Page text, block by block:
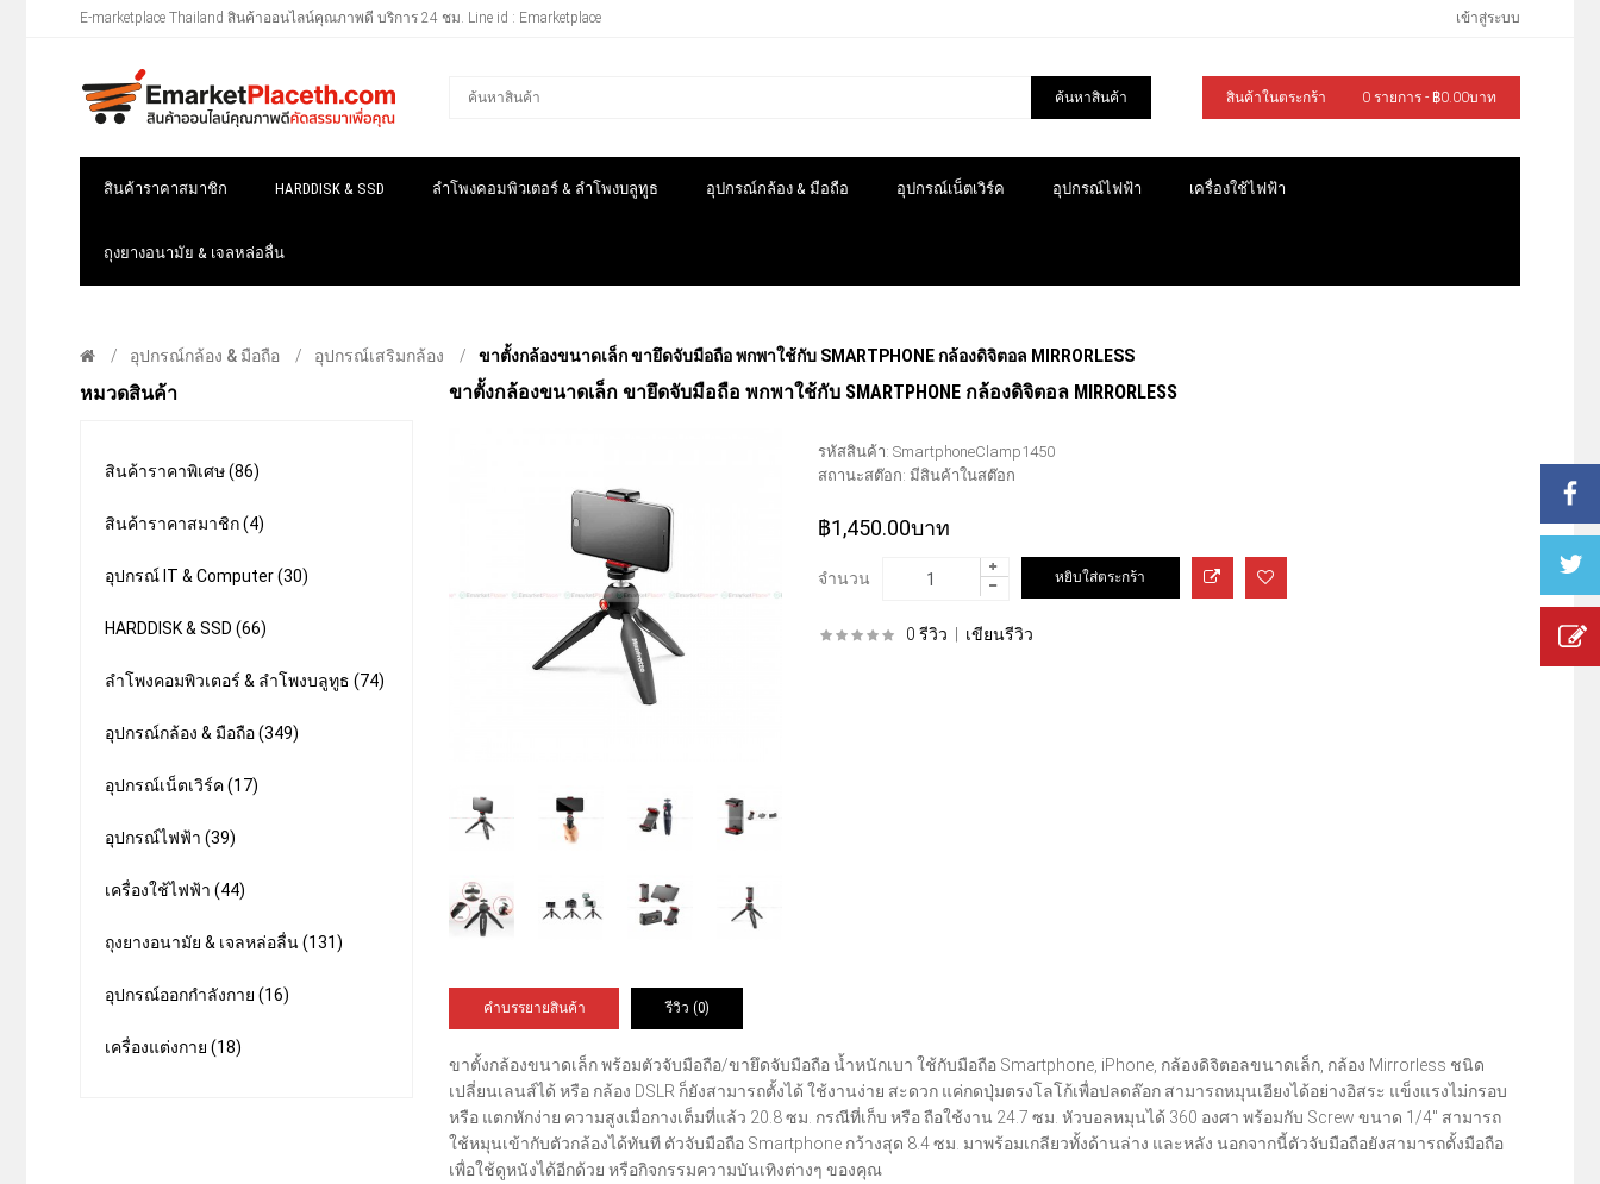
E-marketplace Thailand สินค้าออนไลน์คุณภาพดี บริการ 24 ชม. Line id : Emarketplace เข้าสู่ระบบ
ค้นหาสินค้า สินค้าในตระกร้า 0 รายการ - ฿0.00บาท
สินค้าราคาสมาชิก HARDDISK & SSD ลำโพงคอมพิวเตอร์ & ลำโพงบลูทูธ อุปกรณ์กล้อง & มือถือ อุปกรณ์เน็ตเวิร์ค อุปกรณ์ไฟฟ้า เครื่องใช้ไฟฟ้า
ถุงยางอนามัย & เจลหล่อลื่น
อุปกรณ์กล้อง & มือถือ อุปกรณ์เสริมกล้อง ขาตั้งกล้องขนาดเล็ก ขายึดจับมือถือ พกพาใช้กับ SMARTPHONE กล้องดิจิตอล MIRRORLESS
หมวดสินค้า
สินค้าราคาพิเศษ (86)
สินค้าราคาสมาชิก (4)
อุปกรณ์ IT & Computer (30)
HARDDISK & SSD (66)
ลำโพงคอมพิวเตอร์ & ลำโพงบลูทูธ (74)
อุปกรณ์กล้อง & มือถือ (349)
อุปกรณ์เน็ตเวิร์ค (17)
อุปกรณ์ไฟฟ้า (39)
เครื่องใช้ไฟฟ้า (44)
ถุงยางอนามัย & เจลหล่อลื่น (131)
อุปกรณ์ออกกำลังกาย (16)
เครื่องแต่งกาย (18)
ขาตั้งกล้องขนาดเล็ก ขายึดจับมือถือ พกพาใช้กับ SMARTPHONE กล้องดิจิตอล MIRRORLESS
รหัสสินค้า: SmartphoneClamp1450
สถานะสต๊อก: มีสินค้าในสต๊อก
฿1,450.00บาท
จำนวน
0 รีวิว เขียนรีวิว
คำบรรยายสินค้า รีวิว (0)
ขาตั้งกล้องขนาดเล็ก พร้อมตัวจับมือถือ/ขายึดจับมือถือ น้ำหนักเบา ใช้กับมือถือ Smartphone, iPhone, กล้องดิจิตอลขนาดเล็ก, กล้อง Mirrorless ชนิด
เปลี่ยนเลนส์ได้ หรือ กล้อง DSLR ก็ยังสามารถตั้งได้ ใช้งานง่าย สะดวก แค่กดปุ่มตรงโลโก้เพื่อปลดล๊อก สามารถหมุนเอียงได้อย่างอิสระ แข็งแรงไม่กรอบ
หรือ แตกหักง่าย ความสูงเมื่อกางเต็มที่แล้ว 20.8 ซม. กรณีที่เก็บ หรือ ถือใช้งาน 24.7 ซม. หัวบอลหมุนได้ 360 องศา พร้อมกับ Screw ขนาด 1/4" สามารถ
ใช้หมุนเข้ากับตัวกล้องได้ทันที ตัวจับมือถือ Smartphone กว้างสุด 8.4 ซม. มาพร้อมเกลียวทั้งด้านล่าง และหลัง นอกจากนี้ตัวจับมือถือยังสามารถตั้งมือถือ
เพื่อใช้ดูหนังได้อีกด้วย หรือกิจกรรมความบันเทิงต่างๆ ของคุณ